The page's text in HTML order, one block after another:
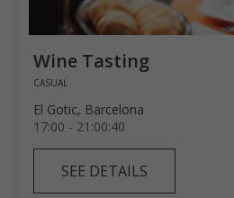
Wine Tasting
CASUAL
El Gotic, Barcelona
17:00 - 21:00:40
SEE DETAILS